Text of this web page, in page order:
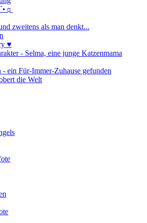
zweitens als man denkt...
♥
- Selma, eine junge Katzenmama
ein Für-Immer-Zuhause gefunden
die Welt